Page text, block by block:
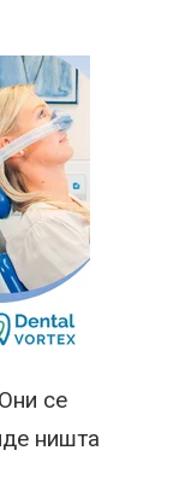
се
ништа